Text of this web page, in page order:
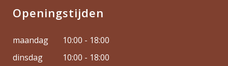
Openingstijden
maandag
10:00 - 18:00
dinsdag
10:00 - 18:00